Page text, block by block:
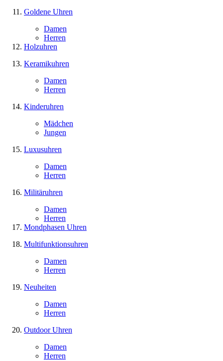
Goldene Uhren
Damen
Herren
Holzuhren
Keramikuhren
Damen
Herren
Kinderuhren
Mädchen
Jungen
Luxusuhren
Damen
Herren
Militäruhren
Damen
Herren
Mondphasen Uhren
Multifunktionsuhren
Damen
Herren
Neuheiten
Damen
Herren
Outdoor Uhren
Damen
Herren